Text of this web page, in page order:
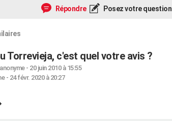
Répondre Posez votre question
Torrevieja, c'est quel votre avis ?
- 20 juin 2010 à 15:55
- 24 févr. 2020 à 20:27